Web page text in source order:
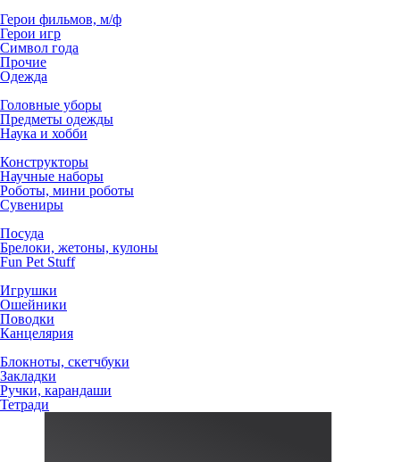
Герои фильмов, м/ф
Герои игр
Символ года
Прочие
Одежда
Головные уборы
Предметы одежды
Наука и хобби
Конструкторы
Научные наборы
Роботы, мини роботы
Сувениры
Посуда
Брелоки, жетоны, кулоны
Fun Pet Stuff
Игрушки
Ошейники
Поводки
Канцелярия
Блокноты, скетчбуки
Закладки
Ручки, карандаши
Тетради